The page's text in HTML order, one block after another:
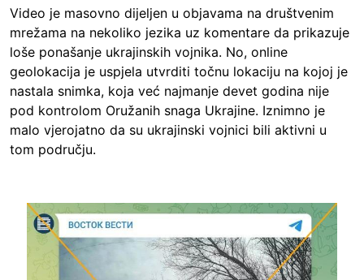
Video je masovno dijeljen u objavama na društvenim
mrežama na nekoliko jezika uz komentare da prikazuje
loše ponašanje ukrajinskih vojnika. No, online
geolokacija je uspjela utvrditi točnu lokaciju na kojoj je
nastala snimka, koja već najmanje devet godina nije
pod kontrolom Oružanih snaga Ukrajine. Iznimno je
malo vjerojatno da su ukrajinski vojnici bili aktivni u
tom području.
Image